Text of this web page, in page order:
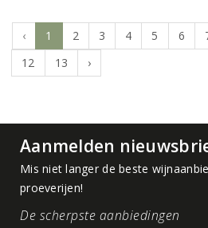
‹ 1 2 3 4 5 6
12
13 ›
Aanmelden
Mis niet langer de beste
proeverijen!
De scherpste aanbiedingen